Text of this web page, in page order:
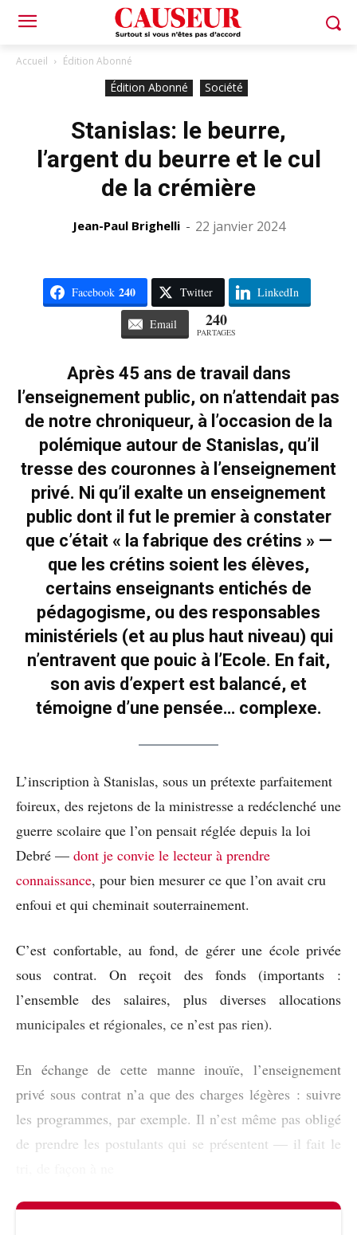
Accueil Édition Abonné
Édition Abonné Société
Stanislas: le beurre,
l’argent du beurre et le cul
de la crémière
Jean-Paul Brighelli - 22 janvier 2024
Facebook 240 Twitter LinkedIn
Email 240
PARTAGES
Après 45 ans de travail dans
l’enseignement public, on n’attendait pas
de notre chroniqueur, à l’occasion de la
polémique autour de Stanislas, qu’il
tresse des couronnes à l’enseignement
privé. Ni qu’il exalte un enseignement
public dont il fut le premier à constater
que c’était « la fabrique des crétins » —
que les crétins soient les élèves,
certains enseignants entichés de
pédagogisme, ou des responsables
ministériels (et au plus haut niveau) qui
n’entravent que pouic à l’Ecole. En fait,
son avis d’expert est balancé, et
témoigne d’une pensée… complexe.
L’inscription à Stanislas, sous un prétexte parfaitement
foireux, des rejetons de la ministresse a redéclenché une
guerre scolaire que l’on pensait réglée depuis la loi
Debré — dont je convie le lecteur à prendre
connaissance, pour bien mesurer ce que l’on avait cru
enfoui et qui cheminait souterrainement.
C’est confortable, au fond, de gérer une école privée
sous contrat. On reçoit des fonds (importants :
l’ensemble des salaires, plus diverses allocations
municipales et régionales, ce n’est pas rien).
En échange de cette manne inouïe, l’enseignement
privé sous contrat n’a que des charges légères : suivre
les programmes, par exemple. Il n’est même pas obligé
de prendre les postulants qui se présentent — il fait le